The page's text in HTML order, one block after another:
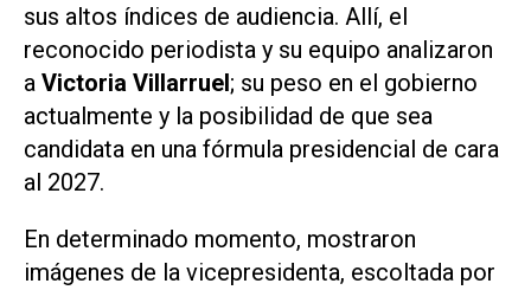
sus altos índices de audiencia. Allí, el
reconocido periodista y su equipo analizaron
a Victoria Villarruel; su peso en el gobierno
actualmente y la posibilidad de que sea
candidata en una fórmula presidencial de cara
al 2027.
En determinado momento, mostraron
imágenes de la vicepresidenta, escoltada por